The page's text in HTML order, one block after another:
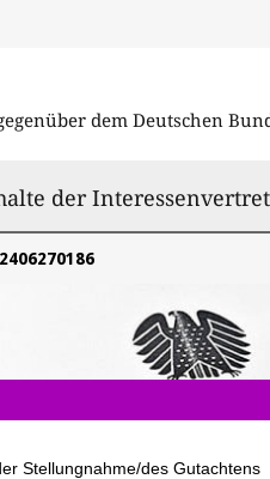
dem Deutschen
der
Stellungnahme/des Gutachtens